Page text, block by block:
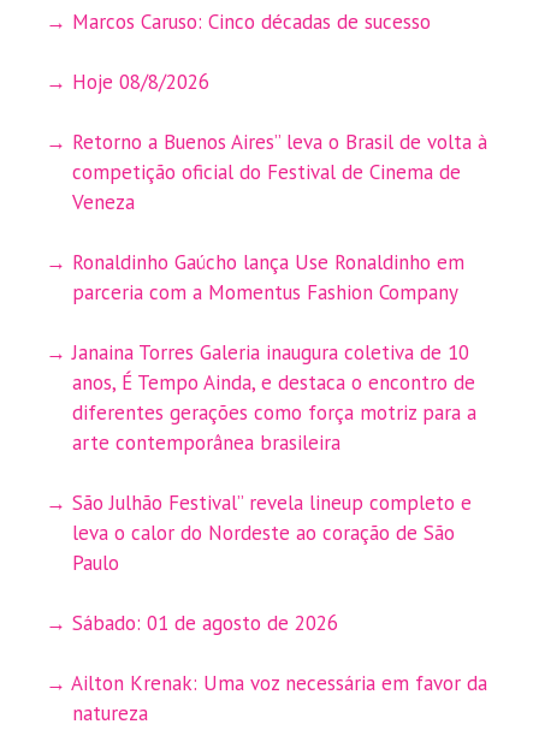
Marcos Caruso: Cinco décadas de sucesso
Hoje 08/8/2026
Retorno a Buenos Aires” leva o Brasil de volta à
competição oficial do Festival de Cinema de
Veneza
Ronaldinho Gaúcho lança Use Ronaldinho em
parceria com a Momentus Fashion Company
Janaina Torres Galeria inaugura coletiva de 10
anos, É Tempo Ainda, e destaca o encontro de
diferentes gerações como força motriz para a
arte contemporânea brasileira
São Julhão Festival” revela lineup completo e
leva o calor do Nordeste ao coração de São
Paulo
Sábado: 01 de agosto de 2026
Ailton Krenak: Uma voz necessária em favor da
natureza